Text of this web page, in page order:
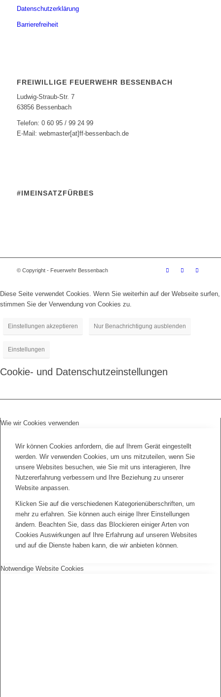
Datenschutzerklärung
Barrierefreiheit
FREIWILLIGE FEUERWEHR BESSENBACH
Ludwig-Straub-Str. 7
63856 Bessenbach
Telefon: 0 60 95 / 99 24 99
E-Mail: webmaster[at]ff-bessenbach.de
#IMEINSATZFÜRBES
© Copyright - Feuerwehr Bessenbach
Diese Seite verwendet Cookies. Wenn Sie weiterhin auf der Webseite surfen,
stimmen Sie der Verwendung von Cookies zu.
Einstellungen akzeptieren Nur Benachrichtigung ausblenden
Einstellungen
Cookie- und Datenschutzeinstellungen
Wie wir Cookies verwenden
Wir können Cookies anfordern, die auf Ihrem Gerät eingestellt
werden. Wir verwenden Cookies, um uns mitzuteilen, wenn Sie
unsere Websites besuchen, wie Sie mit uns interagieren, Ihre
Nutzererfahrung verbessern und Ihre Beziehung zu unserer
Website anpassen.
Klicken Sie auf die verschiedenen Kategorienüberschriften, um
mehr zu erfahren. Sie können auch einige Ihrer Einstellungen
ändern. Beachten Sie, dass das Blockieren einiger Arten von
Cookies Auswirkungen auf Ihre Erfahrung auf unseren Websites
und auf die Dienste haben kann, die wir anbieten können.
Notwendige Website Cookies